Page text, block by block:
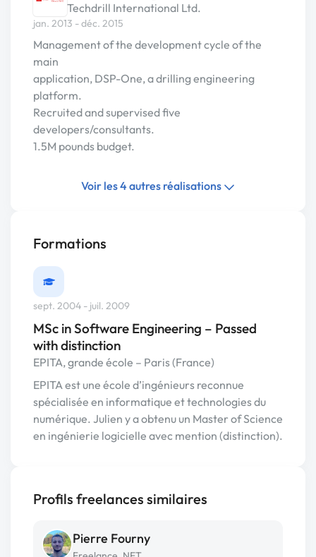
Techdrill International Ltd.
jan. 2013 - déc. 2015
Management of the development cycle of the
main
application, DSP-One, a drilling engineering
platform.
Recruited and supervised five
developers/consultants.
1.5M pounds budget.
Voir les 4 autres réalisations
Formations
sept. 2004 - juil. 2009
MSc in Software Engineering – Passed
with distinction
EPITA, grande école – Paris (France)
EPITA est une école d’ingénieurs reconnue
spécialisée en informatique et technologies du
numérique. Julien y a obtenu un Master of Science
en ingénierie logicielle avec mention (distinction).
Profils freelances similaires
Pierre Fourny